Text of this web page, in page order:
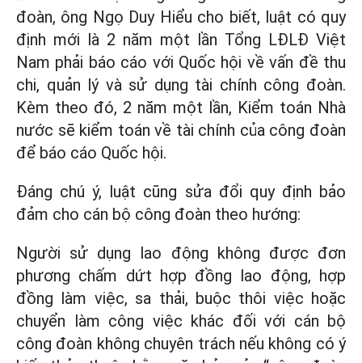
đoàn, ông Ngọ Duy Hiểu cho biết, luật có quy
định mới là 2 năm một lần Tổng LĐLĐ Việt
Nam phải báo cáo với Quốc hội về vấn đề thu
chi, quản lý và sử dụng tài chính công đoàn.
Kèm theo đó, 2 năm một lần, Kiểm toán Nhà
nước sẽ kiểm toán về tài chính của công đoàn
để báo cáo Quốc hội.
Đáng chú ý, luật cũng sửa đổi quy định bảo
đảm cho cán bộ công đoàn theo hướng:
Người sử dụng lao động không được đơn
phương chấm dứt hợp đồng lao động, hợp
đồng làm việc, sa thải, buộc thôi việc hoặc
chuyển làm công việc khác đối với cán bộ
công đoàn không chuyên trách nếu không có ý